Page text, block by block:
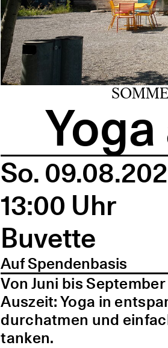
So.
13:00 Uhr
Buvette
Auf Spendenbasis
Von Juni bis
Auszeit: Yoga in
durchatmen und
tanken.